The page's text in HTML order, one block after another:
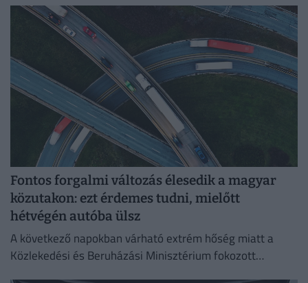
Fontos forgalmi változás élesedik a magyar
közutakon: ezt érdemes tudni, mielőtt
hétvégén autóba ülsz
A következő napokban várható extrém hőség miatt a
Közlekedési és Beruházási Minisztérium fokozott